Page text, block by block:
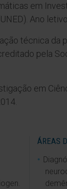
em
Ano
técnica da
pela
em
ÁREAS